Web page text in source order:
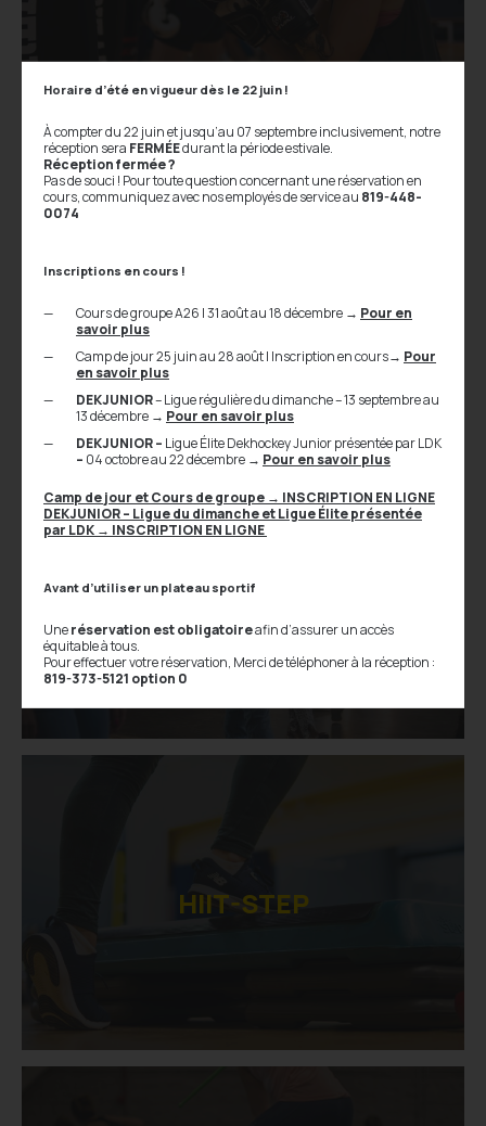
Circuit musculaire (Kinesis®)
Danse Country | MAB
HIIT-STEP
Horaire d’été en vigueur dès le 22 juin !
À compter du 22 juin et jusqu’au 07 septembre inclusivement, notre
réception sera FERMÉEdurant la période estivale.
Réception fermée ?
Pas de souci ! Pour toute question concernant une réservation en
cours, communiquez avec nos employés de service au 819-448-
0074
Inscriptions en cours !
Cours de groupe A26 | 31 août au 18 décembre → Pour en
savoir plus
Camp de jour 25 juin au 28 août | Inscription en cours→ Pour
en savoir plus
DEKJUNIOR– Ligue régulière du dimanche – 13 septembre au
13 décembre → Pour en savoir plus
DEKJUNIOR – Ligue Élite Dekhockey Junior présentée par LDK
– 04 octobre au 22 décembre → Pour en savoir plus
Camp de jour et Cours de groupe → INSCRIPTION EN LIGNE
DEKJUNIOR – Ligue du dimanche et Ligue Élite présentée
par LDK → INSCRIPTION EN LIGNE
Avant d’utiliser un plateau sportif
Uneréservation est obligatoireafin d’assurer un accès
équitable à tous.
Pour effectuer votre réservation, Merci de téléphoner à la réception :
819-373-5121 option 0